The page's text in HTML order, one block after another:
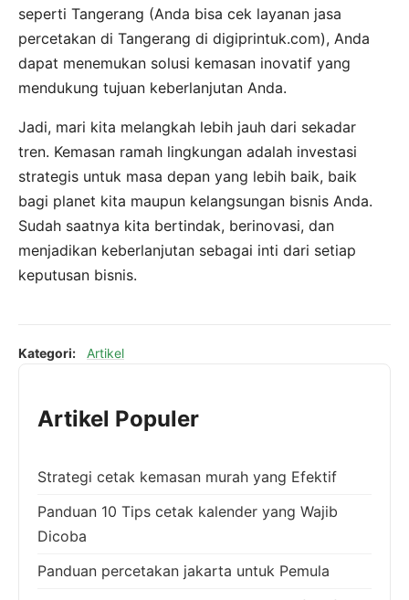
seperti Tangerang (Anda bisa cek layanan jasa
percetakan di Tangerang di digiprintuk.com), Anda
dapat menemukan solusi kemasan inovatif yang
mendukung tujuan keberlanjutan Anda.
Jadi, mari kita melangkah lebih jauh dari sekadar
tren. Kemasan ramah lingkungan adalah investasi
strategis untuk masa depan yang lebih baik, baik
bagi planet kita maupun kelangsungan bisnis Anda.
Sudah saatnya kita bertindak, berinovasi, dan
menjadikan keberlanjutan sebagai inti dari setiap
keputusan bisnis.
Kategori: Artikel
Artikel Populer
Strategi cetak kemasan murah yang Efektif
Panduan 10 Tips cetak kalender yang Wajib
Dicoba
Panduan percetakan jakarta untuk Pemula